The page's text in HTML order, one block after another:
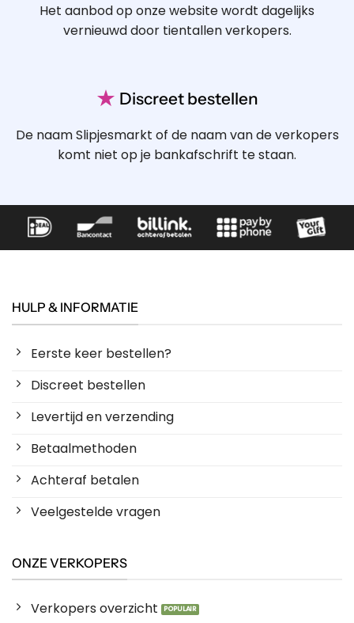
Het aanbod op onze website wordt dagelijks
vernieuwd door tientallen verkopers.
★ Discreet bestellen
De naam Slipjesmarkt of de naam van de verkopers
komt niet op je bankafschrift te staan.
HULP & INFORMATIE
Eerste keer bestellen?
Discreet bestellen
Levertijd en verzending
Betaalmethoden
Achteraf betalen
Veelgestelde vragen
ONZE VERKOPERS
Verkopers overzicht